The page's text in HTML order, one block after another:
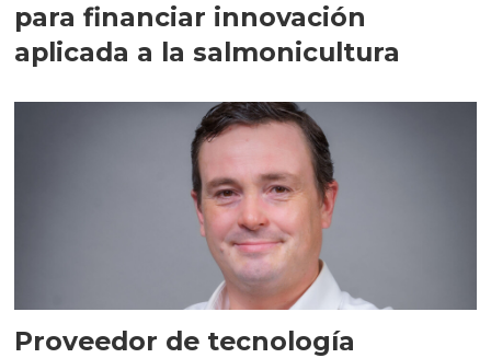
para financiar innovación
aplicada a la salmonicultura
Proveedor de tecnología